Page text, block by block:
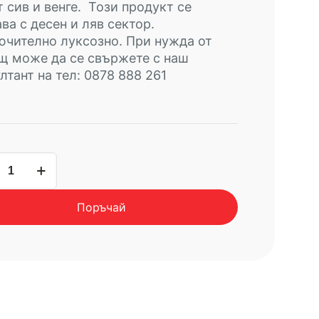
сив и венге. Този продукт се
с десен и ляв сектор.
луксозно. При нужда от
може да се свържете с наш
на тел: 0878 888 261
Поръчай